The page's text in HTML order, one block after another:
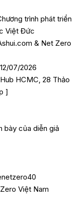
trình phát triển
Việt Đức
& Net Zero
07/2026
HCMC, 28 Thảo
]
bày của diễn giả
Việt Nam